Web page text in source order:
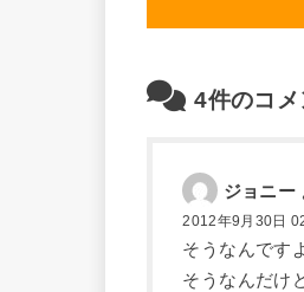
4件のコメ
ジョニー
2012年9月30日
そうなんです
そうなんだけ